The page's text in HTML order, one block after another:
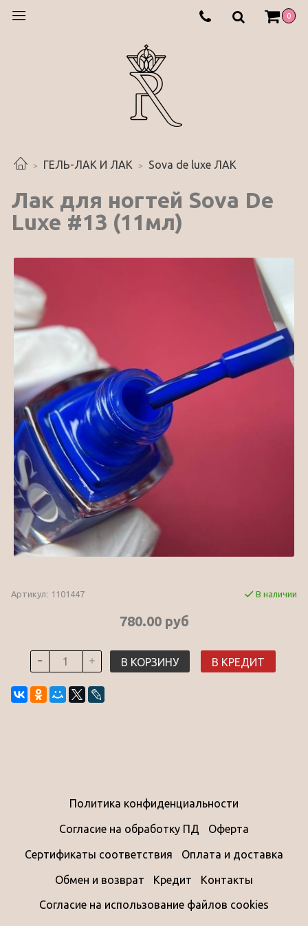
0
ГЕЛЬ-ЛАК И ЛАК Sova de luxe ЛАК
Лак для ногтей Sova De
Luxe #13 (11мл)
Артикул: 1101447 В наличии
780.00 руб
В КОРЗИНУ В КРЕДИТ
Политика конфиденциальности
Согласие на обработку ПД Оферта
Сертификаты соответствия Оплата и доставка
Обмен и возврат Кредит Контакты
Согласие на использование файлов cookies